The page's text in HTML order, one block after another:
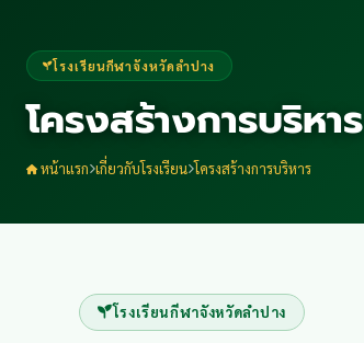
โรงเรียนกีฬาจังหวัดลำปาง
โครงสร้างการบริหาร
หน้าแรก เกี่ยวกับโรงเรียน โครงสร้างการบริหาร
โรงเรียนกีฬาจังหวัดลำปาง